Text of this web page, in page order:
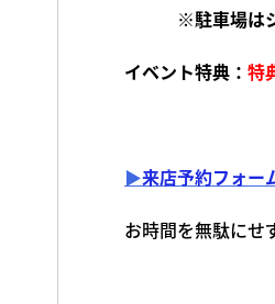
※駐車場はシ
イベント特典： 特
▶来店予約フォー
お時間を無駄にせ